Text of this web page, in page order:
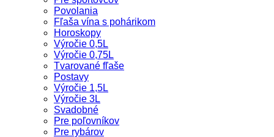
Povolania
Fľaša vína s pohárikom
Horoskopy
Výročie 0,5L
Výročie 0,75L
Tvarované fľaše
Postavy
Výročie 1,5L
Výročie 3L
Svadobné
Pre poľovníkov
Pre rybárov